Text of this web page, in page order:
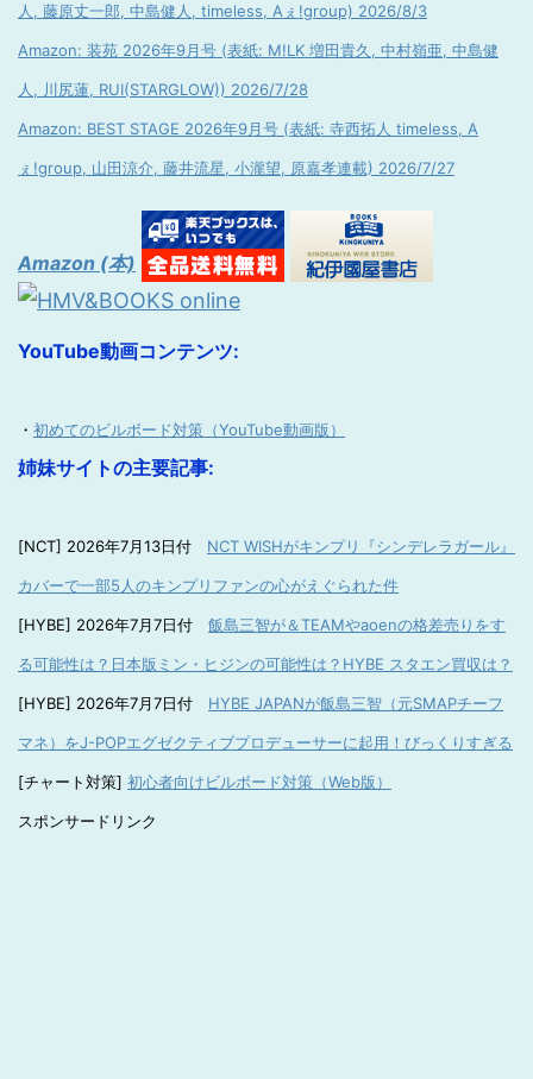
人, 藤原丈一郎, 中島健人, timeless, Aぇ!group) 2026/8/3
Amazon: 装苑 2026年9月号 (表紙: M!LK 増田貴久, 中村嶺亜, 中島健
人, 川尻蓮, RUI(STARGLOW)) 2026/7/28
Amazon: BEST STAGE 2026年9月号 (表紙: 寺西拓人 timeless, A
ぇ!group, 山田涼介, 藤井流星, 小瀧望, 原嘉孝連載) 2026/7/27
Amazon (本)
YouTube動画コンテンツ:
・ 初めてのビルボード対策（YouTube動画版）
姉妹サイトの主要記事:
[NCT] 2026年7月13日付 NCT WISHがキンプリ『シンデレラガール』
カバーで一部5人のキンプリファンの心がえぐられた件
[HYBE] 2026年7月7日付 飯島三智が＆TEAMやaoenの格差売りをす
る可能性は？日本版ミン・ヒジンの可能性は？HYBE スタエン買収は？
[HYBE] 2026年7月7日付 HYBE JAPANが飯島三智（元SMAPチーフ
マネ）をJ-POPエグゼクティブプロデューサーに起用！びっくりすぎる
[チャート対策] 初心者向けビルボード対策（Web版）
スポンサードリンク